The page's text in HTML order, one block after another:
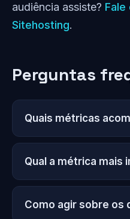
audiência assiste? Fale
Sitehosting.
Perguntas
Quais métricas
Qual a métrica mais
Como agir sobre os